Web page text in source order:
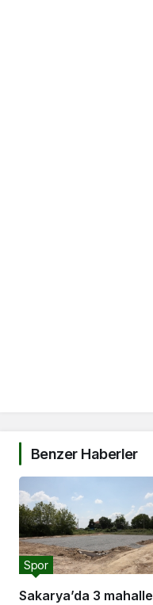
Benzer Haberler
Sakarya’da 3 mahalle
Spor